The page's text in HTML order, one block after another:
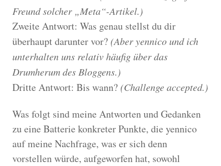
Freund solcher „Meta“-Artikel.)
Zweite Antwort: Was genau stellst du dir
überhaupt darunter vor? (Aber yennico und ich
unterhalten uns relativ häufig über das
Drumherum des Bloggens.)
Dritte Antwort: Bis wann? (Challenge accepted.)
Was folgt sind meine Antworten und Gedanken
zu eine Batterie konkreter Punkte, die yennico
auf meine Nachfrage, was er sich denn
vorstellen würde, aufgeworfen hat, sowohl